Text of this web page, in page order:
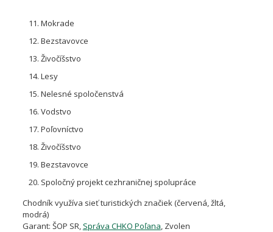
Mokrade
Bezstavovce
Živočíšstvo
Lesy
Nelesné spoločenstvá
Vodstvo
Poľovníctvo
Živočíšstvo
Bezstavovce
Spoločný projekt cezhraničnej spolupráce
Chodník využíva sieť turistických značiek (červená, žltá,
modrá)
Garant: ŠOP SR, Správa CHKO Poľana, Zvolen